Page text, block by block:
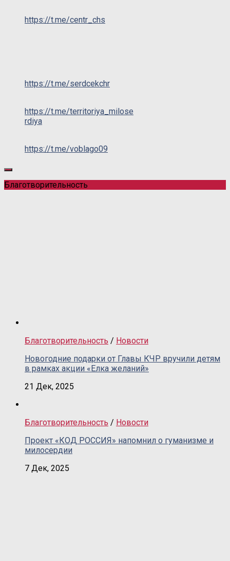
https://t.me/centr_chs
https://t.me/serdcekchr
https://t.me/territoriya_milose
rdiya
https://t.me/voblago09
Благотворительность
Благотворительность / Новости
Новогодние подарки от Главы КЧР вручили детям
в рамках акции «Елка желаний»
21 Дек, 2025
Благотворительность / Новости
Проект «КОД РОССИЯ» напомнил о гуманизме и
милосердии
7 Дек, 2025